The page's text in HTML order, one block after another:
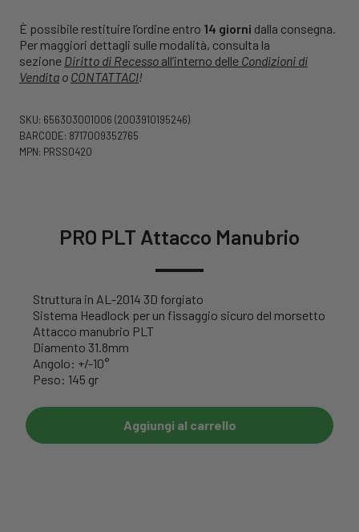
È possibile restituire l’ordine entro 14 giorni dalla consegna.
Per maggiori dettagli sulle modalità, consulta la
sezione Diritto di Recesso all’interno delle Condizioni di
Vendita o CONTATTACI!
SKU: 656303001006 (2003910195246)
BARCODE: 8717009352765
MPN: PRSS0420
PRO PLT Attacco Manubrio
Struttura in AL-2014 3D forgiato
Sistema Headlock per un fissaggio sicuro del morsetto
Attacco manubrio PLT
Diamento 31.8mm
Angolo: +/-10°
Peso: 145 gr
Aggiungi al carrello